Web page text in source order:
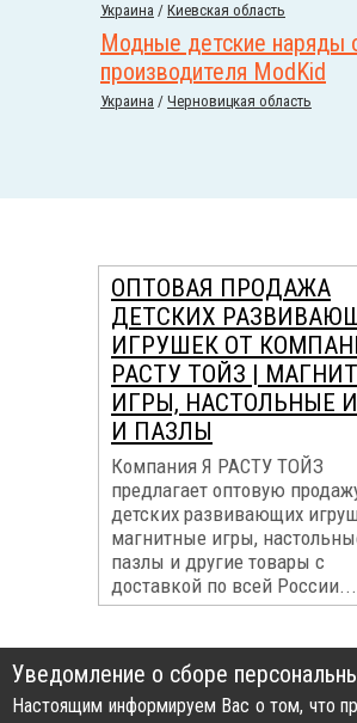
Украина / Киевская область
Модные детские наряды
производителя ModKid
Украина / Черновицкая область
ОПТОВАЯ ПРОДАЖА
ДЕТСКИХ
ИГРУШЕК ОТ
РАСТУ ТОЙЗ |
ИГРЫ, НАСТОЛЬНЫЕ
И ПАЗЛЫ
Компания Я РАСТУ ТОЙЗ
предлагает оптовую
детских развивающих
магнитные игры,
пазлы и другие товары с
доставкой по всей России...
Уведомление о сборе
Настоящим информируем Вас о том, что